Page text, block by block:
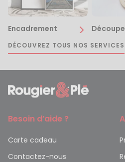
Encadrement
DÉCOUVREZ TOUS NOS SERVICES
Besoin d’aide ?
Carte cadeau
Contactez-nous